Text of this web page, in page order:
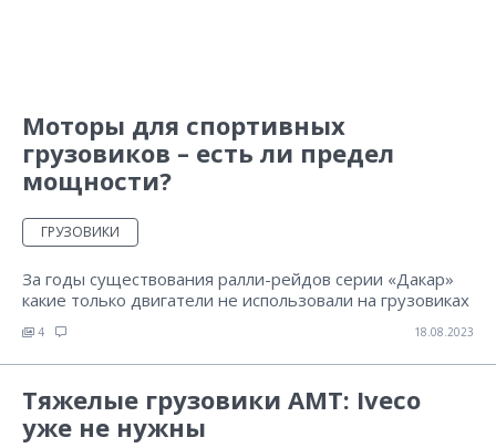
Моторы для спортивных
грузовиков – есть ли предел
мощности?
ГРУЗОВИКИ
За годы существования ралли-рейдов серии «Дакар»
какие только двигатели не использовали на грузовиках
4 18.08.2023
Тяжелые грузовики АМТ: Iveco
уже не нужны